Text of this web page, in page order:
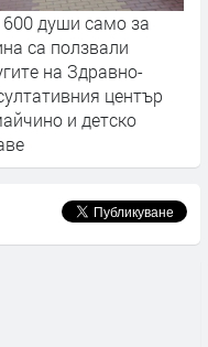
души само за
са ползвали
на Здравно-
център
и детско